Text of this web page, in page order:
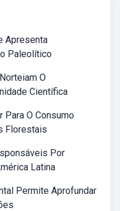
Apresenta
Paleolítico
O
Científica
Para O Consumo
Florestais
Por
Latina
Permite Aprofundar